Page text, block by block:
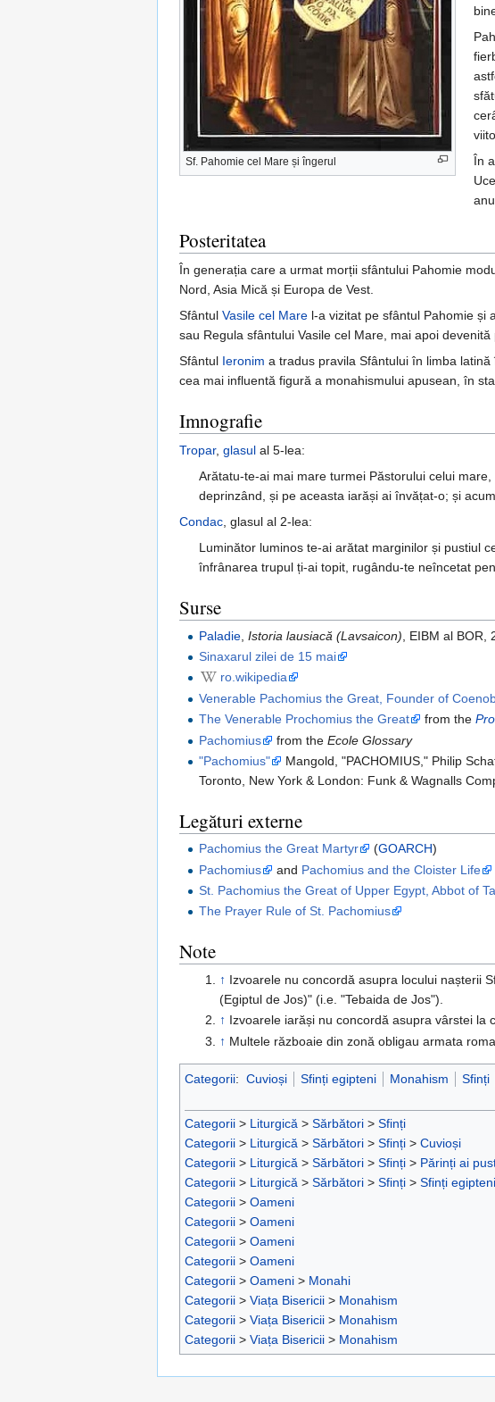
Sf. Pahomie cel Mare și îngerul
În
Posteritatea
În generația care a urmat morții sfântului Pahomie
Nord, Asia Mică și Europa de Vest.
Sfântul Vasile cel Mare l-a vizitat pe sfântul Pahomie și
sau Regula sfântului Vasile cel Mare, mai apoi
Sfântul Ieronim a tradus pravila Sfântului în limba
cea mai influentă figură a monahismului apusean, în
Imnografie
Tropar, glasul al 5-lea:
Arătatu-te-ai mai mare turmei Păstorului celui
deprinzând, și pe aceasta iarăși ai învățat-o; și
Condac, glasul al 2-lea:
Luminător luminos te-ai arătat marginilor și pustiul
înfrânarea trupul ți-ai topit, rugându-te neîncetat
Surse
Paladie ,Istoria lausiacă (Lavsaicon) , EIBM al
Sinaxarul zilei de 15 mai
ro.wikipedia
Venerable Pachomius the Great, Founder of
The Venerable Prochomius the Great
from the
Pachomius
from theEcole Glossary
"Pachomius"
Mangold, "PACHOMIUS," Philip
Toronto, New York & London: Funk & Wagnalls
Legături externe
Pachomius the Great Martyr (GOARCH)
Pachomius
and Pachomius and the Cloister Life
St. Pachomius the Great of Upper Egypt, Abbot of
The Prayer Rule of St. Pachomius
Note
↑ Izvoarele nu concordă asupra locului nașterii
(Egiptul de Jos)" (i.e. "Tebaida de Jos").
↑ Izvoarele iarăși nu concordă asupra vârstei la
↑ Multele războaie din zonă obligau armata
Categorii: Cuvioși Sfinți egipteni Monahism Sfinți
Categorii > Liturgică > Sărbători > Sfinți
Categorii > Liturgică > Sărbători > Sfinți > Cuvioși
Categorii > Liturgică > Sărbători > Sfinți > Părinți ai
Categorii > Liturgică > Sărbători > Sfinți > Sfinți egipteni
Categorii > Oameni
Categorii > Oameni
Categorii > Oameni
Categorii > Oameni
Categorii > Oameni > Monahi
Categorii > Viața Bisericii > Monahism
Categorii > Viața Bisericii > Monahism
Categorii > Viața Bisericii > Monahism